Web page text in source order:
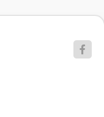
